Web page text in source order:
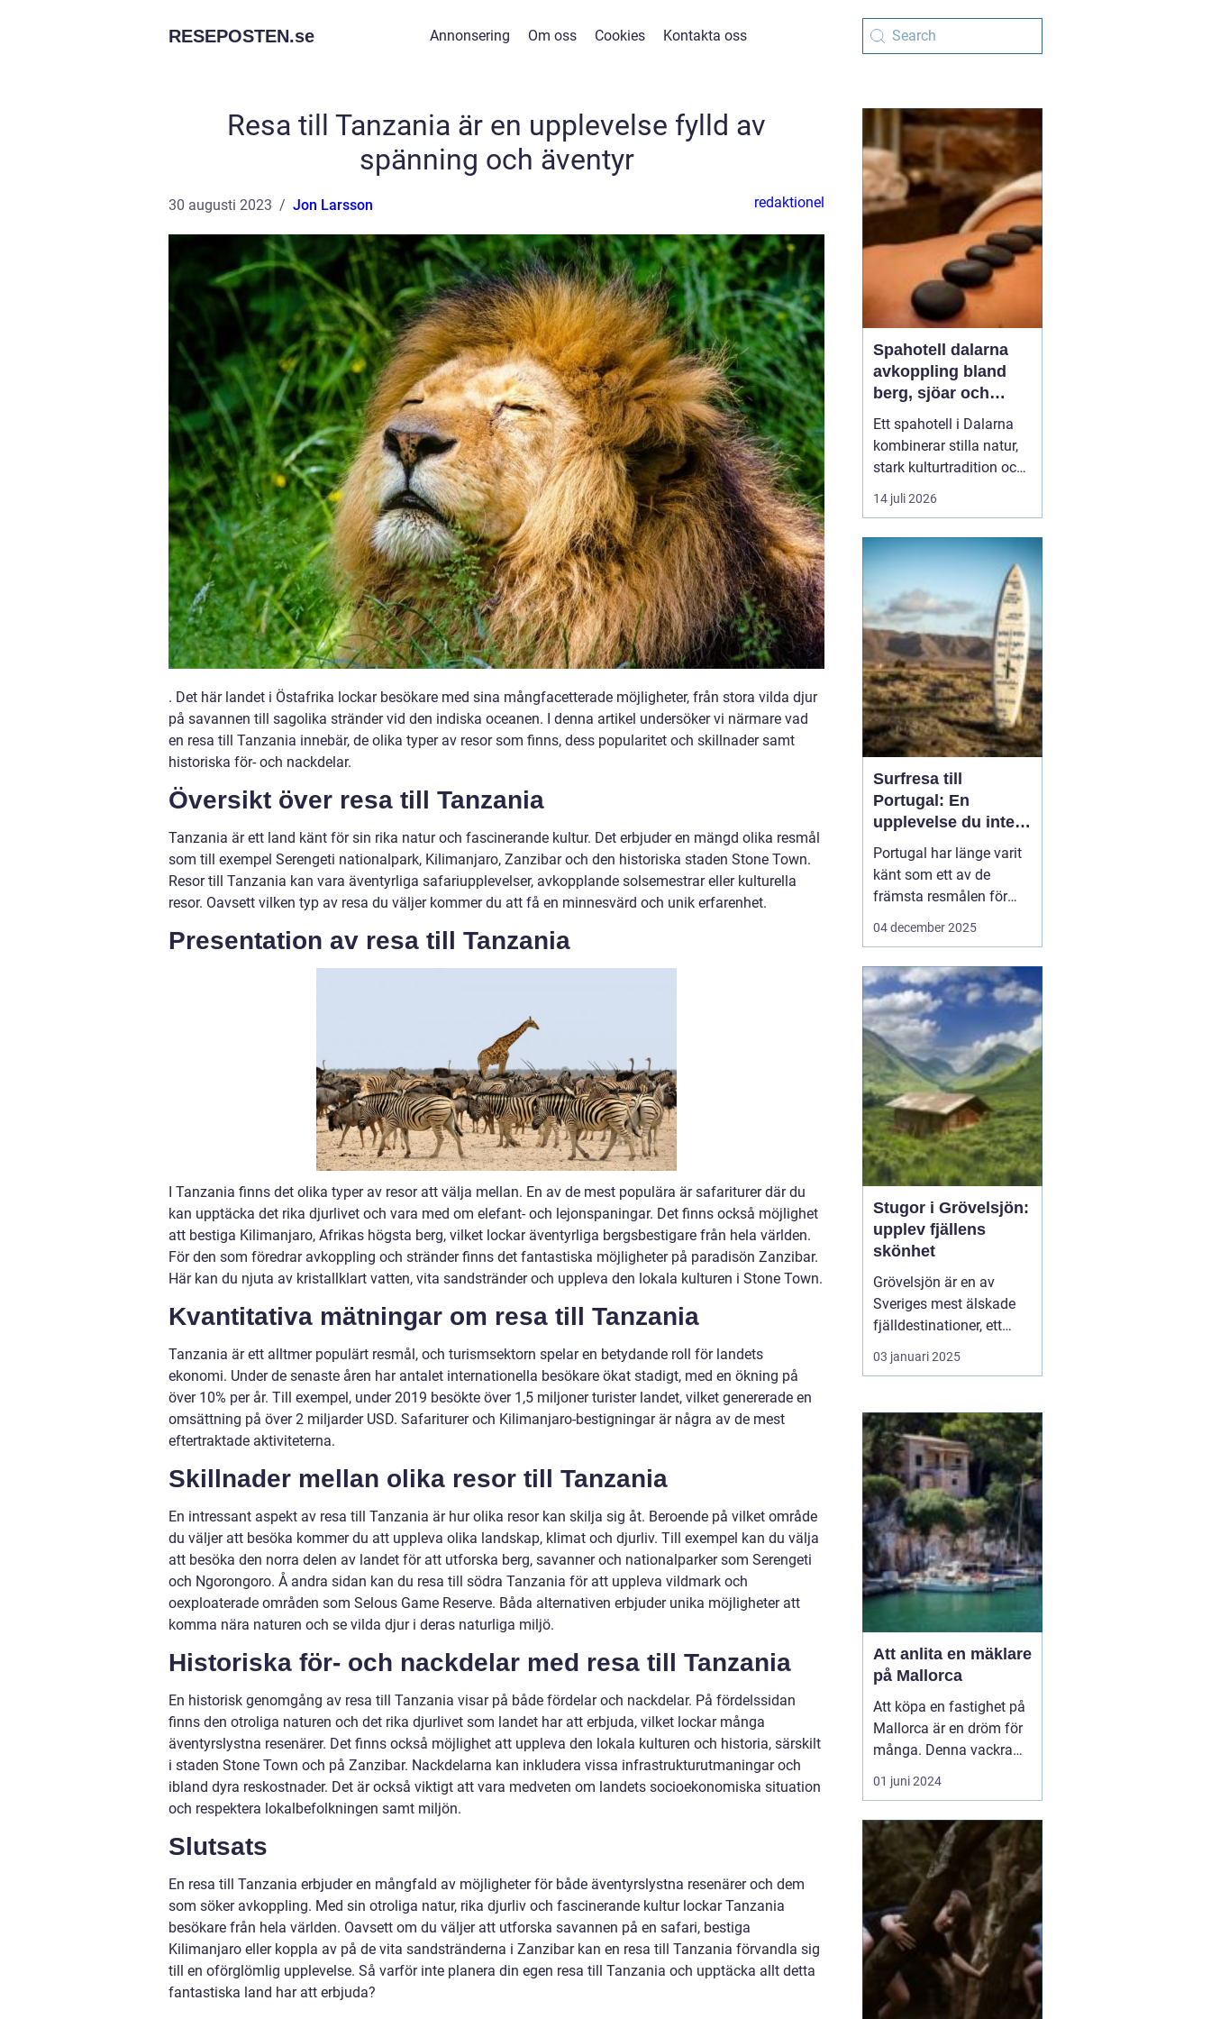
RESEPOSTEN.se Annonsering Om oss Cookies Kontakta oss
Resa till Tanzania är en upplevelse fylld av
spänning och äventyr
30 augusti 2023 Jon Larsson redaktionel
. Det här landet i Östafrika lockar besökare med sina mångfacetterade möjligheter, från stora vilda djur
på savannen till sagolika stränder vid den indiska oceanen. I denna artikel undersöker vi närmare vad
en resa till Tanzania innebär, de olika typer av resor som finns, dess popularitet och skillnader samt
historiska för- och nackdelar.
Översikt över resa till Tanzania
Tanzania är ett land känt för sin rika natur och fascinerande kultur. Det erbjuder en mängd olika resmål
som till exempel Serengeti nationalpark, Kilimanjaro, Zanzibar och den historiska staden Stone Town.
Resor till Tanzania kan vara äventyrliga safariupplevelser, avkopplande solsemestrar eller kulturella
resor. Oavsett vilken typ av resa du väljer kommer du att få en minnesvärd och unik erfarenhet.
Presentation av resa till Tanzania
I Tanzania finns det olika typer av resor att välja mellan. En av de mest populära är safariturer där du
kan upptäcka det rika djurlivet och vara med om elefant- och lejonspaningar. Det finns också möjlighet
att bestiga Kilimanjaro, Afrikas högsta berg, vilket lockar äventyrliga bergsbestigare från hela världen.
För den som föredrar avkoppling och stränder finns det fantastiska möjligheter på paradisön Zanzibar.
Här kan du njuta av kristallklart vatten, vita sandstränder och uppleva den lokala kulturen i Stone Town.
Kvantitativa mätningar om resa till Tanzania
Tanzania är ett alltmer populärt resmål, och turismsektorn spelar en betydande roll för landets
ekonomi. Under de senaste åren har antalet internationella besökare ökat stadigt, med en ökning på
över 10% per år. Till exempel, under 2019 besökte över 1,5 miljoner turister landet, vilket genererade en
omsättning på över 2 miljarder USD. Safariturer och Kilimanjaro-bestigningar är några av de mest
eftertraktade aktiviteterna.
Skillnader mellan olika resor till Tanzania
En intressant aspekt av resa till Tanzania är hur olika resor kan skilja sig åt. Beroende på vilket område
du väljer att besöka kommer du att uppleva olika landskap, klimat och djurliv. Till exempel kan du välja
att besöka den norra delen av landet för att utforska berg, savanner och nationalparker som Serengeti
och Ngorongoro. Å andra sidan kan du resa till södra Tanzania för att uppleva vildmark och
oexploaterade områden som Selous Game Reserve. Båda alternativen erbjuder unika möjligheter att
komma nära naturen och se vilda djur i deras naturliga miljö.
Historiska för- och nackdelar med resa till Tanzania
En historisk genomgång av resa till Tanzania visar på både fördelar och nackdelar. På fördelssidan
finns den otroliga naturen och det rika djurlivet som landet har att erbjuda, vilket lockar många
äventyrslystna resenärer. Det finns också möjlighet att uppleva den lokala kulturen och historia, särskilt
i staden Stone Town och på Zanzibar. Nackdelarna kan inkludera vissa infrastrukturutmaningar och
ibland dyra reskostnader. Det är också viktigt att vara medveten om landets socioekonomiska situation
och respektera lokalbefolkningen samt miljön.
Slutsats
En resa till Tanzania erbjuder en mångfald av möjligheter för både äventyrslystna resenärer och dem
som söker avkoppling. Med sin otroliga natur, rika djurliv och fascinerande kultur lockar Tanzania
besökare från hela världen. Oavsett om du väljer att utforska savannen på en safari, bestiga
Kilimanjaro eller koppla av på de vita sandstränderna i Zanzibar kan en resa till Tanzania förvandla sig
till en oförglömlig upplevelse. Så varför inte planera din egen resa till Tanzania och upptäcka allt detta
fantastiska land har att erbjuda?
Spahotell dalarna
avkoppling bland
berg, sjöar och
historia
Ett spahotell i Dalarna
kombinerar stilla natur,
stark kulturtradition och
omtänksam service.
Många som reser hit
varmt bad. De vill andas
ut, sova gott, äta
vällagad mat och
samtidigt känna en
tydlig känsla av plats
doften av ...
14 juli 2026
Surfresa till
Portugal: En
upplevelse du inte
vill missa
Portugal har länge varit
känt som ett av de
främsta resmålen för
surfentusiaster. Landets
klimat och en
avslappnad atmosfär,
vilket gör det till en
idealisk ...
04 december 2025
Stugor i Grövelsjön:
upplev fjällens
skönhet
Grövelsjön är en av
Sveriges mest älskade
fjälldestinationer, ett
område som lockar
besökare året runt tack
skönhet och sitt breda
utbud av
friluftsaktiviteter. Med
sin rogivande och s...
03 januari 2025
Att anlita en mäklare
på Mallorca
Att köpa en fastighet på
Mallorca är en dröm för
många. Denna vackra
medelhavsö erbjuder ett
fantastiskt klimat,
och en rik kultur. För att
navigera den lokala
fastighetsmarknaden p...
01 juni 2024